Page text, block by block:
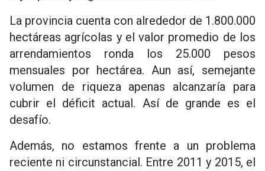
La provincia cuenta con alrededor de 1.800.000
hectáreas agrícolas y el valor promedio de los
arrendamientos ronda los 25.000 pesos
mensuales por hectárea. Aun así, semejante
volumen de riqueza apenas alcanzaría para
cubrir el déficit actual. Así de grande es el
desafío.
Además, no estamos frente a un problema
reciente ni circunstancial. Entre 2011 y 2015, el